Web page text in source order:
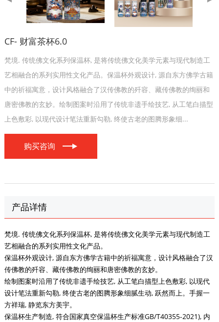
CF- 财富茶杯6.0
梵境. 传统佛文化系列保温杯, 是将传统佛文化美学元素与现代制造工
艺相融合的系列实用性文化产品。保温杯外观设计, 源自东方佛学古籍
中的祈福寓意，设计风格融合了汉传佛教的歼容、藏传佛教的绚丽和
唐密佛教的玄妙。绘制图案时沿用了传统非遗手绘技艺, 从工笔白描型
上色敷彩, 以现代设计笔法重新勾勒, 终使古老的图腾形象细...
购买咨询
产品详情
梵境. 传统佛文化系列保温杯, 是将传统佛文化美学元素与现代制造工
艺相融合的系列实用性文化产品。
保温杯外观设计, 源自东方佛学古籍中的祈福寓意，设计风格融合了汉
传佛教的歼容、藏传佛教的绚丽和唐密佛教的玄妙。
绘制图案时沿用了传统非遗手绘技艺, 从工笔白描型上色敷彩, 以现代
设计笔法重新勾勒, 终使古老的图腾形象细腻生动, 跃然而上。手握一
方祥瑞, 静览东方美宇。
保温杯生产制造, 符合国家真空保温杯生产标准GB/T40355-2021), 内